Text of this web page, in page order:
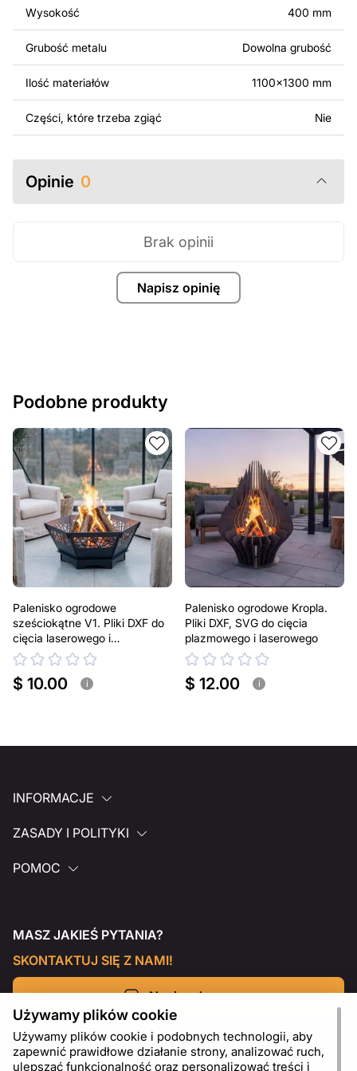
surowo zabronione.
Za dodatkową opłatą możemy dostosować projekt
poprzez dodanie tekstu, obrazów lub logo Twojej firmy
albo wprowadzenie innych modyfikacji według Twoich
metalowego produktu, skontaktuj się z nami.
pomocy, skontaktuj się z nami w dowolnym momencie –
zawsze chętnie pomożemy.
Wysokość 400 mm
Grubość metalu Dowolna grubość
Ilość materiałów 1100x1300 mm
Części, które trzeba zgiąć Nie
Opinie 0
Napisz opinię
Brak opinii
Podobne produkty
Palenisko ogrodowe
sześciokątne V1. Pliki DXF do
cięcia laserowego i
plazmowego
$ 10.00 i
Palenisko ogrodowe Kropla.
Pliki DXF, SVG do cięcia
plazmowego i laserowego
$ 12.00 i
INFORMACJE
ZASADY I POLITYKI
POMOC
MASZ JAKIEŚ PYTANIA?
SKONTAKTUJ SIĘ Z NAMI!
Napisz do nas
Używamy plików cookie
Używamy plików cookie i podobnych technologii, aby
zapewnić prawidłowe działanie strony, analizować ruch,
ulepszać funkcjonalność oraz personalizować treści i